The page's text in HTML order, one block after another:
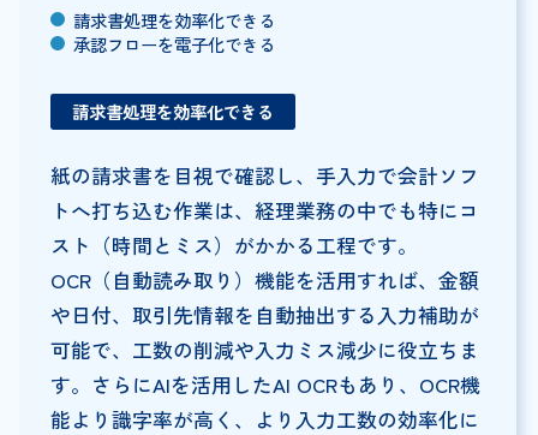
請求書処理を効率化できる
承認フローを電子化できる
請求書処理を効率化できる
紙の請求書を目視で確認し、手入力で会計ソフ
トへ打ち込む作業は、経理業務の中でも特にコ
スト（時間とミス）がかかる工程です。
OCR（自動読み取り）機能を活用すれば、金額
や日付、取引先情報を自動抽出する入力補助が
可能で、工数の削減や入力ミス減少に役立ちま
す。さらにAIを活用したAI OCRもあり、OCR機
能より識字率が高く、より入力工数の効率化に